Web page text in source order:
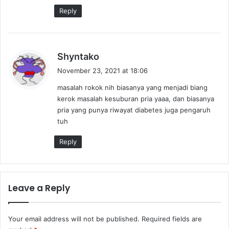
Reply
Shyntako
s
:
November 23, 2021 at 18:06
masalah rokok nih biasanya yang menjadi biang
kerok masalah kesuburan pria yaaa, dan biasanya
pria yang punya riwayat diabetes juga pengaruh
tuh
Reply
Leave a Reply
Your email address will not be published. Required fields are